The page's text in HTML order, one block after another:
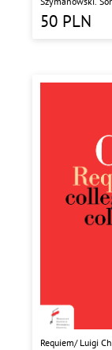
50 PLN
Requiem/ Luigi